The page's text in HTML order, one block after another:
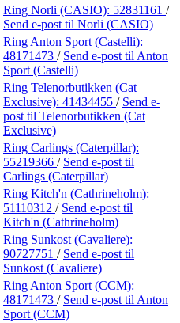
Ring Norli (CASIO): 52831161 /
Send e-post til Norli (CASIO)
Ring Anton Sport (Castelli):
48171473 / Send e-post til Anton
Sport (Castelli)
Ring Telenorbutikken (Cat
Exclusive): 41434455 / Send e-
post til Telenorbutikken (Cat
Exclusive)
Ring Carlings (Caterpillar):
55219366 / Send e-post til
Carlings (Caterpillar)
Ring Kitch'n (Cathrineholm):
51110312 / Send e-post til
Kitch'n (Cathrineholm)
Ring Sunkost (Cavaliere):
90727751 / Send e-post til
Sunkost (Cavaliere)
Ring Anton Sport (CCM):
48171473 / Send e-post til Anton
Sport (CCM)